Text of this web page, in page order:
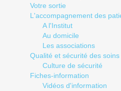
Votre sortie
L'accompagnement des
A l'Institut
Au domicile
Les associations
Qualité et sécurité des soins
Culture de sécurité
Fiches-information
Vidéos d'information